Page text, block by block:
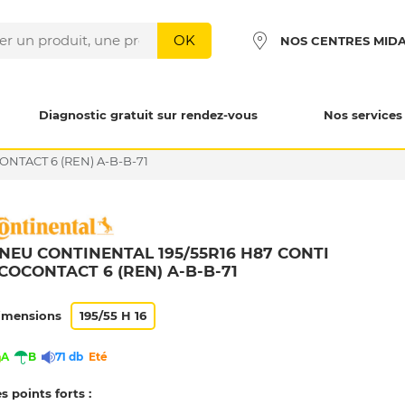
OK NOS CENTRES
Diagnostic gratuit sur rendez-vous Nos services
6 (REN) A-B-B-71
CONTINENTAL 195/55R16 H87 CONTI
6 (REN) A-B-B-71
195/55 H 16
A B 71 db Eté
points forts :